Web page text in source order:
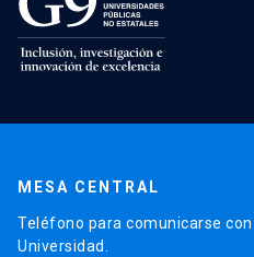
MESA CENTRAL
Teléfono para comunicarse
Universidad.